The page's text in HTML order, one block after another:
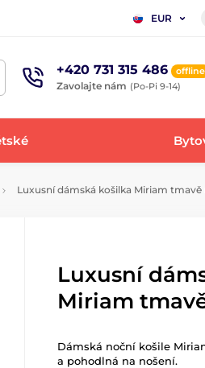
EUR
+420 731 315 486 offline
Zavolajte nám (Po-Pi 9-14)
Luxusní dámská košilka Miriam tmavě
Luxusní
Miriam
Dámská noční košile
a pohodlná na nošení.